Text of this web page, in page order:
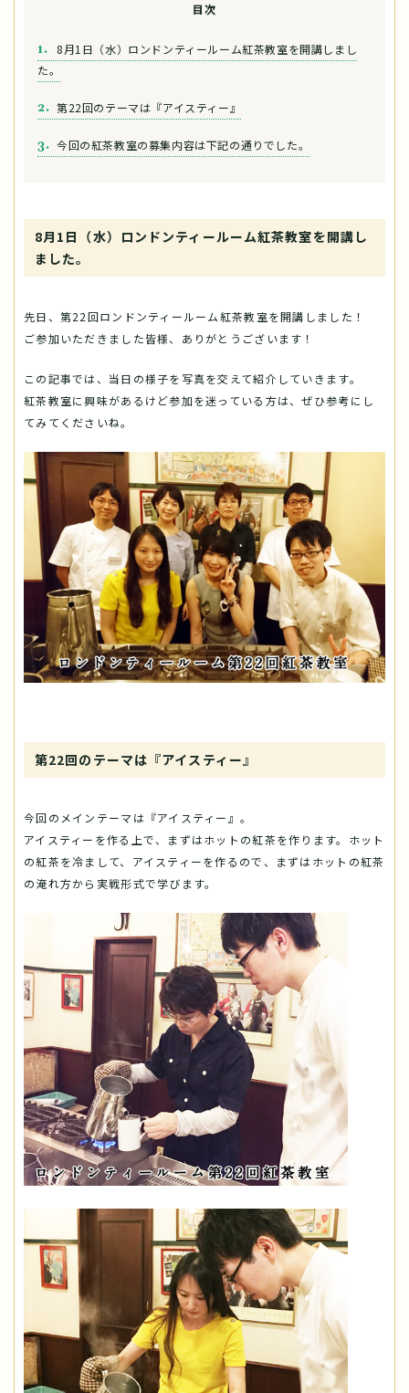
目次
8月1日（水）ロンドンティールーム紅茶教室を開講しまし
た。
第22回のテーマは『アイスティー』
今回の紅茶教室の募集内容は下記の通りでした。
8月1日（水）ロンドンティールーム紅茶教室を開講し
ました。
先日、第22回ロンドンティールーム紅茶教室を開講しました！
ご参加いただきました皆様、ありがとうございます！
この記事では、当日の様子を写真を交えて紹介していきます。
紅茶教室に興味があるけど参加を迷っている方は、ぜひ参考にし
てみてくださいね。
第22回のテーマは『アイスティー』
今回のメインテーマは『アイスティー』。
アイスティーを作る上で、まずはホットの紅茶を作ります。ホット
の紅茶を冷まして、アイスティーを作るので、まずはホットの紅茶
の淹れ方から実戦形式で学びます。